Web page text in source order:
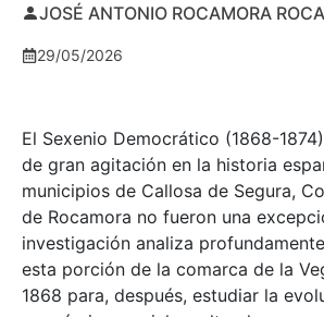
JOSÉ ANTONIO ROCAMORA
29/05/2026
El Sexenio Democrático (1868-
de gran agitación en la historia
municipios de Callosa de Segura,
de Rocamora no fueron una
investigación analiza
esta porción de la comarca de la
1868 para, después, estudiar la